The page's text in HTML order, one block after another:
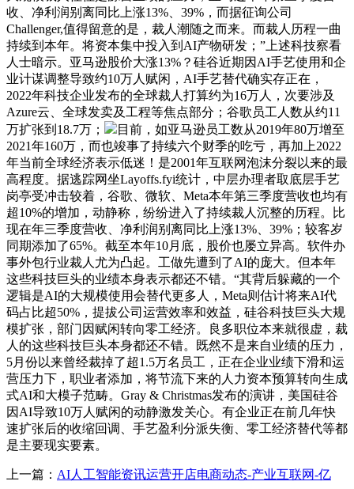
收、净利润别离同比上涨13%、39%，而据征询公司
Challenger,值得留意的是，裁人潮随之而来。而裁人历程一曲
持续到本年。将资本集中投入到AI产物研发；”上述科技察看
人士暗示。亚马逊股价大涨13%？硅谷近期因AI手艺使用和企
业计谋调整导致约10万人赋闲，AI手艺替代确实存正在，
2022年科技企业发布的全球裁人打算约为16万人，次要涉及
Azure云、全球发卖及工程等焦点部分；谷歌员工人数从约11
万扩张到18.7万；
目前，如亚马逊员工数从2019年80万增至
2021年160万，而也竣事了持续六个财季的吃亏，再加上2022
年当前全球经济表示低迷！是2001年互联网泡沫分裂以来的最
高程度。据逃踪网坐Layoffs.fyi统计，中层办理者取底层手艺
岗亭受冲击较着，谷歌、微软、Meta本年第三季度营收也均有
超10%的增加，动静称，纷纷进入了持续裁人沉整的历程。比
现在年三季度营收、净利润别离同比上涨13%、39%；较客岁
同期添加了65%。截至本年10月底，股价也屡立异高。软件办
事外包行业裁人尤为凸起。工做先遭到了AI的庞大。但本年
这些科技巨头的业绩本身表示都还不错。“其背后躲藏的一个
逻辑是AI的大规模使用会替代更多人，Meta则估计将来AI代
码占比超50%，提拔公司运营效率和效益，硅谷科技巨头大规
模扩张，部门因赋闲转向零工经济。良多职位本来就很虚，裁
人的这些科技巨头本身都还不错。既然不是来自业绩的压力，
5月份以来曾经裁掉了超1.5万名员工，正在企业业绩下滑和运
营压力下，职业者添加，将节流下来的人力资本预算转向生成
式AI和大模子范畴。Gray & Christmas发布的演讲，美国硅谷
因AI导致10万人赋闲的动静激发关心。有企业正在前几年快
速扩张后的收缩回调、手艺盈利分派失衡、零工经济替代等都
是主要现实要素。
上一篇： AI人工智能资讯运营开店电商动态-产业互联网-亿